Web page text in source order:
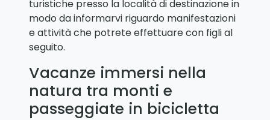
turistiche presso la località di destinazione in
modo da informarvi riguardo manifestazioni
e attività che potrete effettuare con figli al
seguito.
Vacanze immersi nella
natura tra monti e
passeggiate in bicicletta